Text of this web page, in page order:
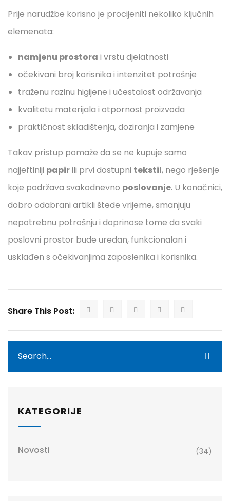
Prije narudžbe korisno je procijeniti nekoliko ključnih
elemenata:
namjenu prostora i vrstu djelatnosti
očekivani broj korisnika i intenzitet potrošnje
traženu razinu higijene i učestalost održavanja
kvalitetu materijala i otpornost proizvoda
praktičnost skladištenja, doziranja i zamjene
Takav pristup pomaže da se ne kupuje samo
najjeftiniji papirili prvi dostupni tekstil, nego rješenje
koje podržava svakodnevno poslovanje. U konačnici,
dobro odabrani artikli štede vrijeme, smanjuju
nepotrebnu potrošnju i doprinose tome da svaki
poslovni prostor bude uredan, funkcionalan i
usklađen s očekivanjima zaposlenika i korisnika.
Share This Post:
KATEGORIJE
Novosti (34)